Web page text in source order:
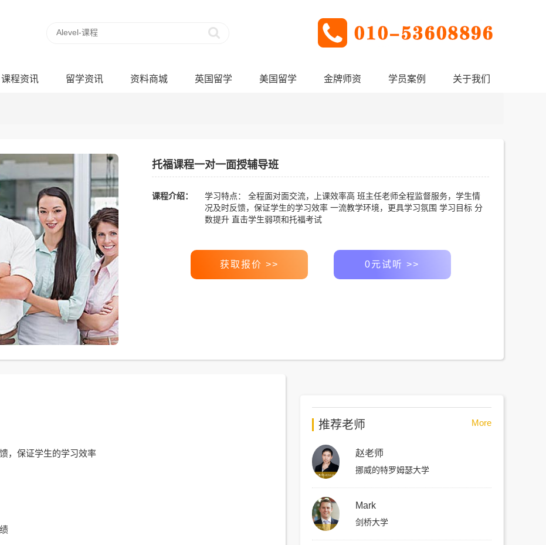
课程资讯 留学资讯 资料商城 英国留学 美国留学 金牌师资 学员案例 关于我们
托福课程一对一面授辅导班
课程介绍：
学习特点： 全程面对面交流，上课效率高 班主任老师全程监督服务，学生情
况及时反馈，保证学生的学习效率 一流教学环境，更具学习氛围 学习目标 分
数提升 直击学生弱项和托福考试
获取报价 >> 0元试听 >>
，保证学生的学习效率
推荐老师 More
赵老师
挪威的特罗姆瑟大学
Mark
剑桥大学